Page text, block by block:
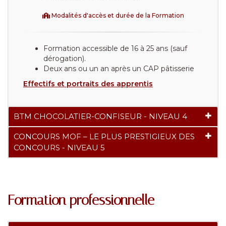
Modalités d'accès et durée de la Formation
Formation accessible de 16 à 25 ans (sauf
dérogation).
Deux ans ou un an après un CAP pâtisserie
Effectifs et portraits des apprentis
BTM CHOCOLATIER-CONFISEUR - NIVEAU 4
CONCOURS MOF – LE PLUS PRESTIGIEUX DES
CONCOURS - NIVEAU 5
Formation professionnelle